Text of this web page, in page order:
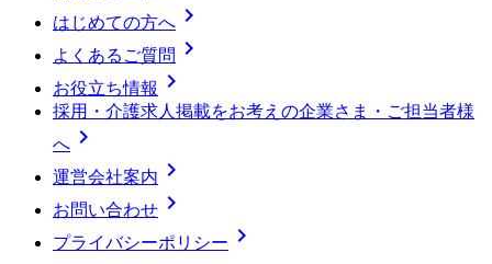
はじめての方へ 
よくあるご質問 
お役立ち情報 
採用・介護求人掲載をお考えの企業さま・ご担当者様
へ 
運営会社案内 
お問い合わせ 
プライバシーポリシー 